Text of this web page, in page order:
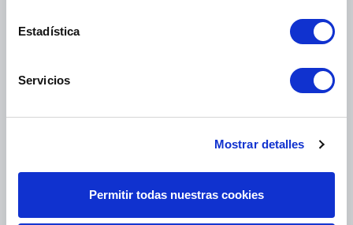
Estadística
Servicios
Mostrar detalles
Permitir todas nuestras cookies
PAQUETES PEQUEÑOS: TNT, GÉODIS, FRANCE EXPRESS, DPD
eKomi
08.08.2026 MÁS
Basado en37872 opiniones